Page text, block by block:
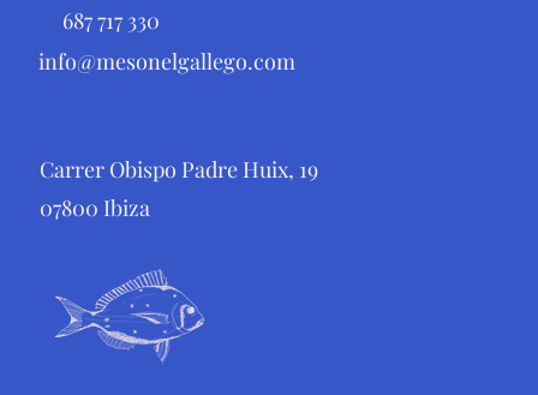
687 717 330
info@mesonelgallego.com
Carrer Obispo Padre Huix, 19
07800 Ibiza